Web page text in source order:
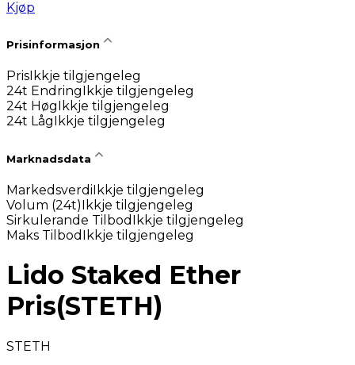
Kjøp
Prisinformasjon
Pris Ikkje tilgjengeleg
24t Endring Ikkje tilgjengeleg
24t Høg Ikkje tilgjengeleg
24t Låg Ikkje tilgjengeleg
Marknadsdata
MarkedsverdiIkkje tilgjengeleg
Volum (24t)Ikkje tilgjengeleg
Sirkulerande Tilbod Ikkje tilgjengeleg
Maks Tilbod Ikkje tilgjengeleg
Lido Staked Ether
Pris(STETH)
STETH